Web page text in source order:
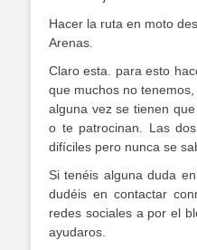
Hacer la ruta en moto
Arenas.
Claro esta. para esto
que muchos no
alguna vez se tienen
o te patrocinan. Las
difíciles pero nunca se
Si tenéis alguna duda
dudéis en contactar
redes sociales a por el
ayudaros.